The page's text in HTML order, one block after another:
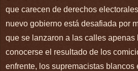
que carecen de derechos
nuevo gobierno está desafiada por
que se lanzaron a las calles apenas
conocerse el resultado de los
enfrente, los supremacistas blancos